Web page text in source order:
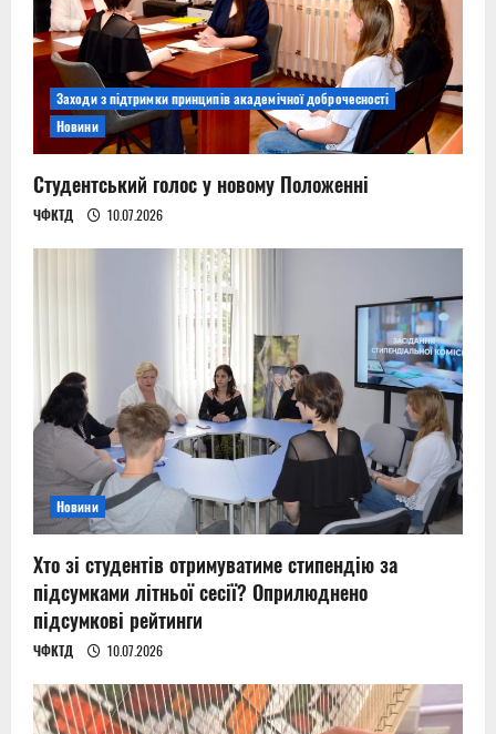
Заходи з підтримки принципів академічної доброчесності
Новини
Студентський голос у новому Положенні
ЧФКТД 10.07.2026
Новини
Хто зі студентів отримуватиме стипендію за
підсумками літньої сесії? Оприлюднено
підсумкові рейтинги
ЧФКТД 10.07.2026